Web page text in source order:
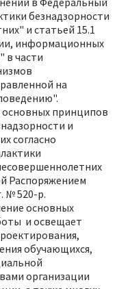
безнадзорности
и статьей 15.1
информационных
в части
на
основных принципов
и
согласно
Распоряжением
№ 520-р.
основных
и освещает
обучающихся,
организации